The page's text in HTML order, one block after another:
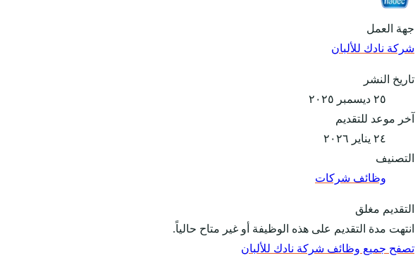
جهة العمل
شركة نادك للألبان
تاريخ النشر
٢٥ ديسمبر ٢٠٢٥
آخر موعد للتقديم
٢٤ يناير ٢٠٢٦
التصنيف
وظائف شركات
التقديم مغلق
انتهت مدة التقديم على هذه الوظيفة أو غير متاح حالياً.
تصفح جميع وظائف شركة نادك للألبان